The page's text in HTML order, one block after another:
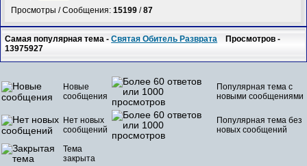
Просмотры / Сообщения:15199 /87
Самая популярная тема -Святая Обитель Разврата Просмотров -
13975927
Новые
сообщения
Популярная тема с
новыми сообщениями
Нет новых
сообщений
Популярная тема без
новых сообщений
Тема
закрыта